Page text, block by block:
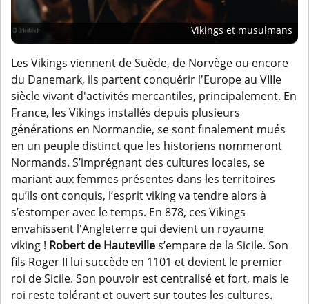
Vikings et musulmans
Les Vikings viennent de Suède, de Norvège ou encore
du Danemark, ils partent conquérir l'Europe au VIIIe
siècle vivant d'activités mercantiles, principalement. En
France, les Vikings installés depuis plusieurs
générations en Normandie, se sont finalement mués
en un peuple distinct que les historiens nommeront
Normands. S’imprégnant des cultures locales, se
mariant aux femmes présentes dans les territoires
qu’ils ont conquis, l’esprit viking va tendre alors à
s’estomper avec le temps. En 878, ces Vikings
envahissent l'Angleterre qui devient un royaume
viking ! Robert de Hautevilles’empare de la Sicile. Son
fils Roger II lui succède en 1101 et devient le premier
roi de Sicile. Son pouvoir est centralisé et fort, mais le
roi reste tolérant et ouvert sur toutes les cultures.